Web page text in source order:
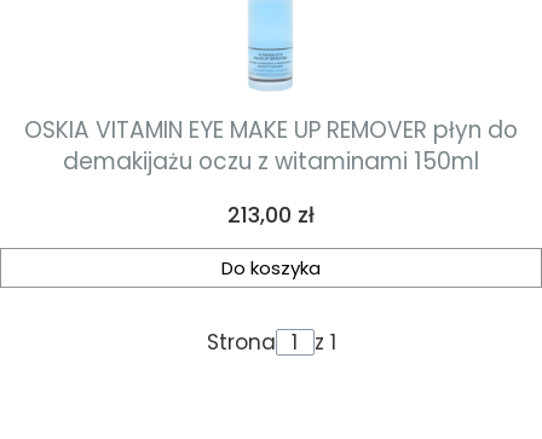
OSKIA VITAMIN EYE MAKE UP REMOVER płyn do
demakijażu oczu z witaminami 150ml
Cena
213,00 zł
Do koszyka
Strona z 1